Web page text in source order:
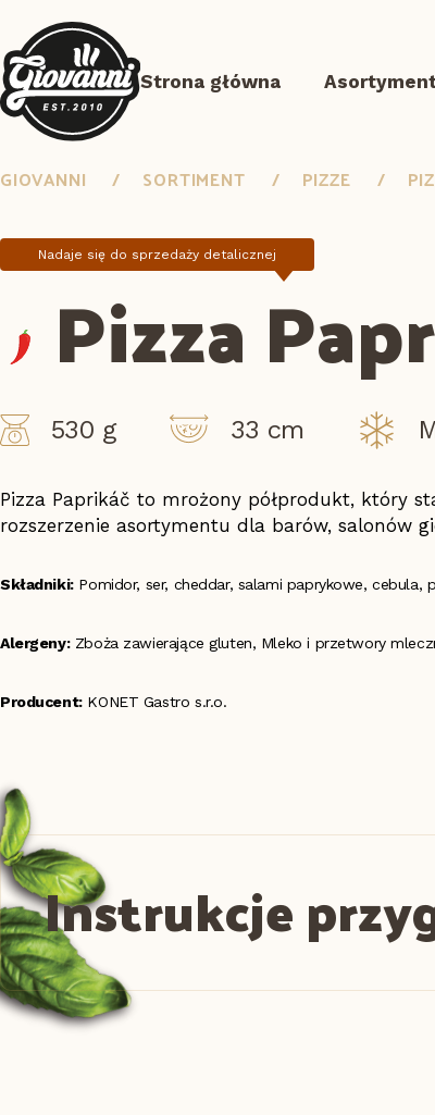
Strona główna
Pizze Mięso sous-vide Przedsmazane
GIOVANNI SORTIMENT PIZZE
Nadaje się do sprzedaży detalicznej
Pizza
530 g 33 cm
Pizza Paprikáč to mrożony półprodukt, który
rozszerzenie asortymentu dla barów, salonów
Składniki:Pomidor, ser, cheddar, salami paprykowe, cebula,
Alergeny:Zboża zawierające gluten, Mleko i przetwory
Producent:KONET Gastro s.r.o.
Instrukcje